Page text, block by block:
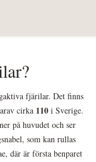
fjärilar. Det finns
cirka 110 i Sverige.
på huvudet och ser
som kan rullas
där är första benparet